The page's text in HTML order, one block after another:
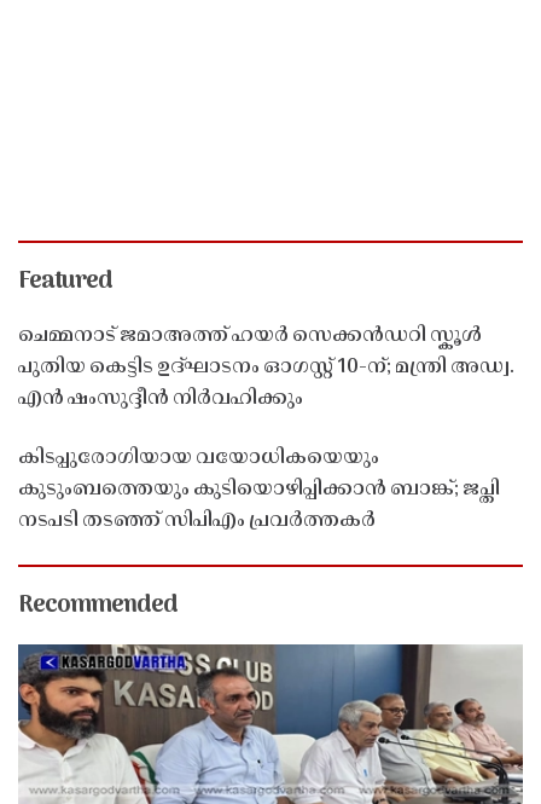
Featured
ചെമ്മനാട് ജമാഅത്ത് ഹയർ സെക്കൻഡറി സ്കൂൾ
പുതിയ കെട്ടിട ഉദ്ഘാടനം ഓഗസ്റ്റ് 10-ന്; മന്ത്രി അഡ്വ.
എൻ ഷംസുദ്ദീൻ നിർവഹിക്കും
കിടപ്പുരോഗിയായ വയോധികയെയും
കുടുംബത്തെയും കുടിയൊഴിപ്പിക്കാൻ ബാങ്ക്; ജപ്തി
നടപടി തടഞ്ഞ് സിപിഎം പ്രവർത്തകർ
Recommended